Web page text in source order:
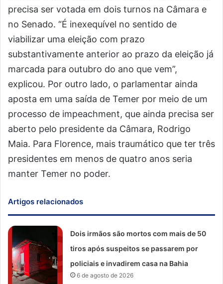
precisa ser votada em dois turnos na Câmara e
no Senado. “É inexequível no sentido de
viabilizar uma eleição com prazo
substantivamente anterior ao prazo da eleição já
marcada para outubro do ano que vem”,
explicou. Por outro lado, o parlamentar ainda
aposta em uma saída de Temer por meio de um
processo de impeachment, que ainda precisa ser
aberto pelo presidente da Câmara, Rodrigo
Maia. Para Florence, mais traumático que ter três
presidentes em menos de quatro anos seria
manter Temer no poder.
Artigos relacionados
Dois irmãos são mortos com mais de 50
tiros após suspeitos se passarem por
policiais e invadirem casa na Bahia
6 de agosto de 2026